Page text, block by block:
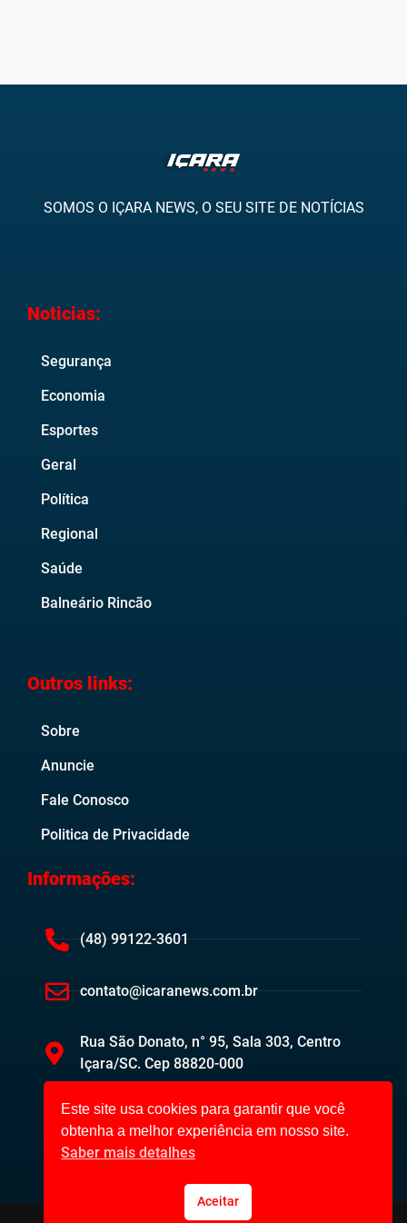
SOMOS O IÇARA NEWS, O SEU SITE DE NOTÍCIAS
Noticias:
Segurança
Economia
Esportes
Geral
Política
Regional
Saúde
Balneário Rincão
Outros links:
Sobre
Anuncie
Fale Conosco
Politica de Privacidade
Informações:
(48) 99122-3601
contato@icaranews.com.br
Rua São Donato, n° 95, Sala 303, Centro
Içara/SC. Cep 88820-000
Içara News ©2023. Todos os direitos reservados.
Este site usa cookies para garantir que você
obtenha a melhor experiência em nosso site.
Saber mais detalhes
Aceitar